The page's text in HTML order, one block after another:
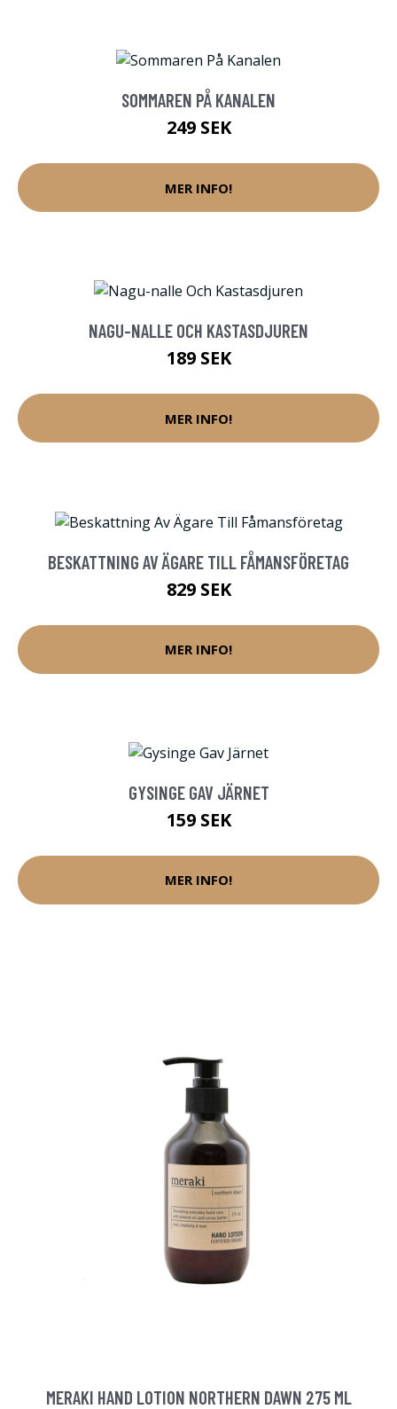
SOMMAREN PÅ KANALEN
249 SEK
MER INFO!
NAGU-NALLE OCH KASTASDJUREN
189 SEK
MER INFO!
BESKATTNING AV ÄGARE TILL FÅMANSFÖRETAG
829 SEK
MER INFO!
GYSINGE GAV JÄRNET
159 SEK
MER INFO!
MERAKI HAND LOTION NORTHERN DAWN 275 ML